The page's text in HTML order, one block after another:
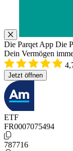
Die Parqet App Die
Dein Vermögen
Jetzt öffnen
ETF
FR0007075494
787716